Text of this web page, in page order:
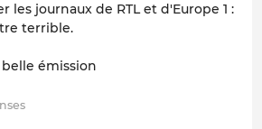
les journaux de RTL et d'Europe 1 :
terrible.
émission